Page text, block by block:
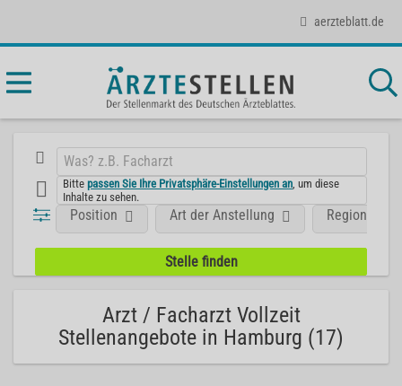
aerzteblatt.de
Bittepassen Sie Ihre Privatsphäre-Einstellungen an , um diese
Inhalte zu sehen.
Position Art der Anstellung Region
Arzt / Facharzt Vollzeit
Stellenangebote in Hamburg (17)